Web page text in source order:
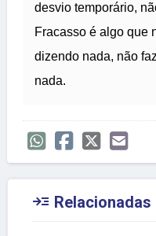
desvio temporário,
Fracasso é algo que
dizendo nada, não
nada.
 Relacionadas